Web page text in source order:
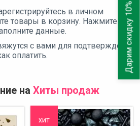
в личном
товары в корзину. Нажмите
данные.
с вами для подтверждения
оплатить.
на Хиты продаж
хит
Дарим скидку 10%